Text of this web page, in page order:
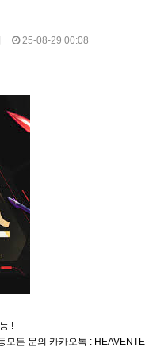
25-08-29 00:08
!
모든 문의 카카오톡 :